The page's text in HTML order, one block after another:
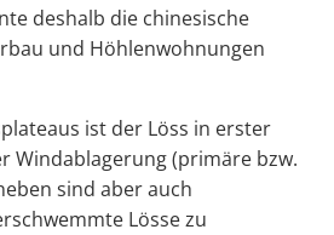
deshalb die chinesische
und Höhlenwohnungen
ist der Löss in erster
Windablagerung (primäre bzw.
sind aber auch
Lösse zu